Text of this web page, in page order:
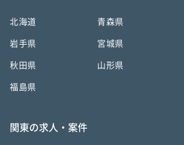
北海道 青森県
岩手県 宮城県
秋田県 山形県
福島県
関東の求人・案件